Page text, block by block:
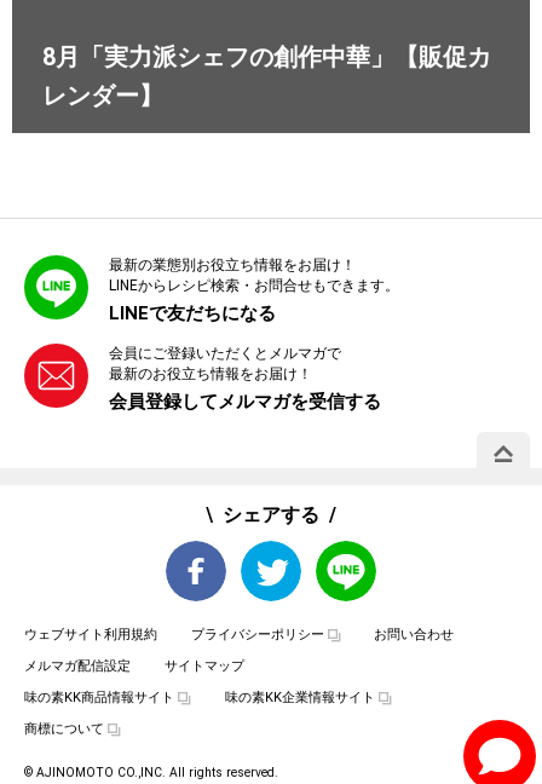
8月「実力派シェフの創作中華」【販促カ
レンダー】
最新の業態別お役立ち情報をお届け！
LINEからレシピ検索・お問合せもできます。
LINEで友だちになる
会員にご登録いただくとメルマガで
最新のお役立ち情報をお届け！
会員登録してメルマガを受信する
シェアする
ウェブサイト利用規約 プライバシーポリシー
お問い合わせ
メルマガ配信設定
サイトマップ
味の素KK商品情報サイト
味の素KK企業情報サイト
商標について
© AJINOMOTO CO.,INC. All rights reserved.